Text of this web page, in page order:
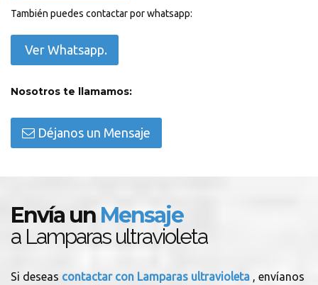
También puedes contactar por whatsapp:
Ver Whatsapp.
Nosotros te llamamos:
Déjanos un Mensaje
Envía un Mensaje
a Lamparas ultravioleta
Si deseas contactar con Lamparas ultravioleta , envíanos